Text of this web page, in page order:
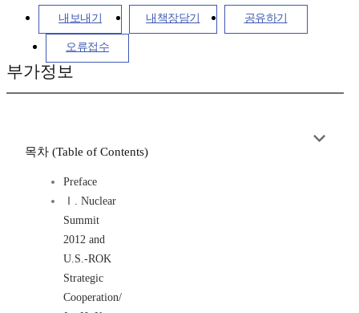
내보내기 내책장담기 공유하기
오류접수
부가정보
목차 (Table of Contents)
Preface
Ⅰ. Nuclear
Summit
2012 and
U.S.-ROK
Strategic
Cooperation/